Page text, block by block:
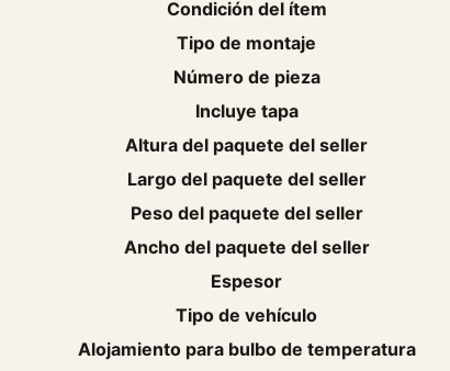
Condición del ítem
Tipo de montaje
Número de pieza
Incluye tapa
Altura del paquete del seller
Largo del paquete del seller
Peso del paquete del seller
Ancho del paquete del seller
Espesor
Tipo de vehículo
Alojamiento para bulbo de temperatura